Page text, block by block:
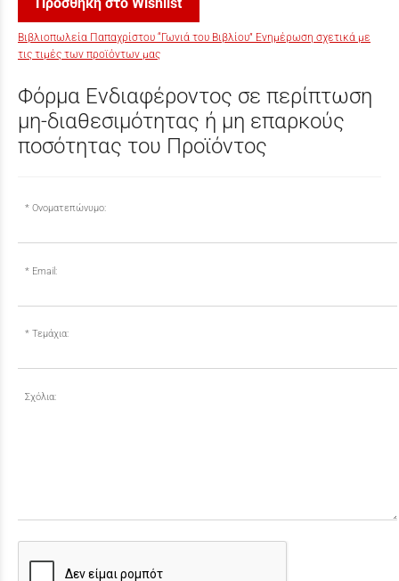
Βιβλιοπωλεία Παπαχρίστου “Γωνιά του Βιβλίου” Ενημέρωση σχετικά με
τις τιμές των προϊόντων μας
Φόρμα Ενδιαφέροντος σε περίπτωση
μη-διαθεσιμότητας ή μη επαρκούς
ποσότητας του Προϊόντος
Ονοματεπώνυμο:
Email:
Τεμάχια:
Σχόλια: